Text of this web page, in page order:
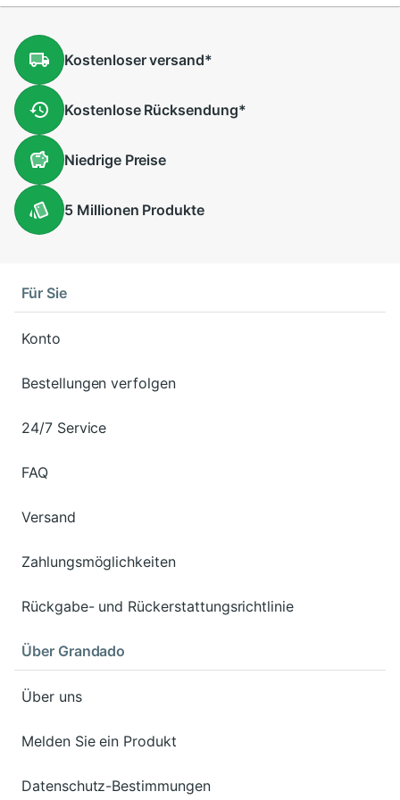
Kostenloserversand*
KostenloseRücksendung*
NiedrigePreise
5 Millionen Produkte
Für Sie
Konto
Bestellungen verfolgen
24/7 Service
FAQ
Versand
Zahlungsmöglichkeiten
Rückgabe- und Rückerstattungsrichtlinie
Über Grandado
Über uns
Melden Sie ein Produkt
Datenschutz-Bestimmungen